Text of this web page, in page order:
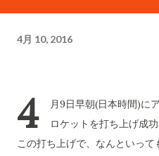
4月 10, 2016
4
月9日早朝(日本時間)に
ロケットを打ち上げ成功
この打ち上げで、なんといっ